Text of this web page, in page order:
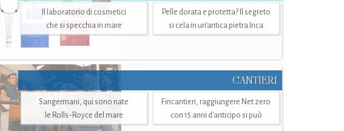
Il laboratorio di cosmetici
che si specchia in mare
Pelle dorata e protetta? Il segreto
si cela in un’antica pietra Inca
CANTIERI
Sangermani, qui sono nate
le Rolls-Royce del mare
Fincantieri, raggiungere Net zero
con 15 anni d'anticipo si può